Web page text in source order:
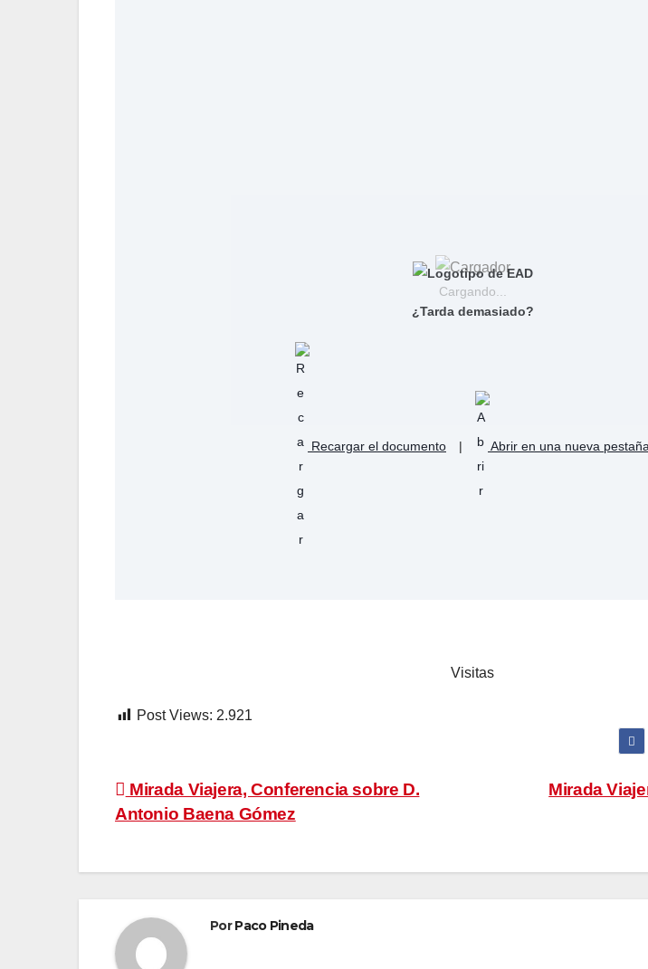
Cargando...
¿Tarda demasiado?
Recargar el documento | Abrir en una nueva pestaña
Visitas
Post Views: 2.921
Navegación
de
entradas
Mirada
Mirada Viajera, Conferencia sobre D.
Antonio Baena Gómez
PorPaco Pineda